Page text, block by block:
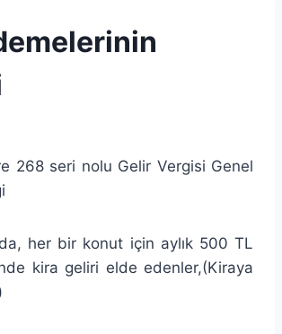
268 seri nolu Gelir Vergisi Genel
her bir konut için aylık 500 TL
kira geliri elde edenler,(Kiraya